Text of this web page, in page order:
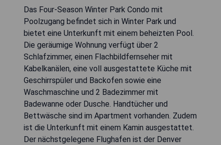
Das Four-Season Winter Park Condo mit
Poolzugang befindet sich in Winter Park und
bietet eine Unterkunft mit einem beheizten Pool.
Die geräumige Wohnung verfügt über 2
Schlafzimmer, einen Flachbildfernseher mit
Kabelkanälen, eine voll ausgestattete Küche mit
Geschirrspüler und Backofen sowie eine
Waschmaschine und 2 Badezimmer mit
Badewanne oder Dusche. Handtücher und
Bettwäsche sind im Apartment vorhanden. Zudem
ist die Unterkunft mit einem Kamin ausgestattet.
Der nächstgelegene Flughafen ist der Denver